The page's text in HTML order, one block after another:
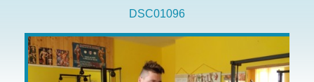
DSC01096